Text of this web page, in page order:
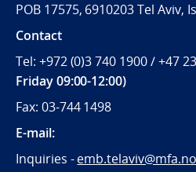
POB 17575, 6910203 Tel Aviv,
Contact
Tel: +972 (0)3 740 1900 / +47
Friday 09:00-12:00)
Fax: 03-744
E-mail:
Inquiries -emb.telaviv@mfa.no